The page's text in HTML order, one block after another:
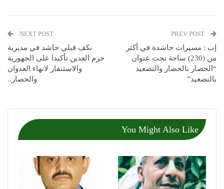
إب : مسيرات حاشدة في أكثر
من (230) ساحة تحت عنوان
“الحصار بالحصار والتصعيد
بالتصعيد”
NEXT POST
نكف قبلي حاشد في مديرية
حزم العدين تأكيدا على الجهوزية
والاستنفار لانهاء العدوان
والحصار..
You Might Also Like